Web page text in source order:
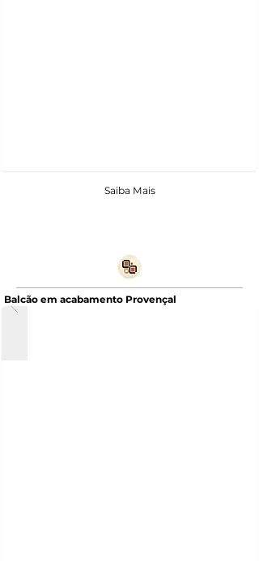
Saiba Mais
Balcão em acabamento Provençal